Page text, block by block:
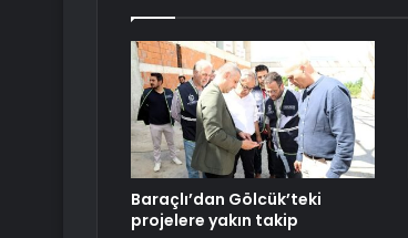
Baraçlı’dan Gölcük’teki
projelere yakın takip